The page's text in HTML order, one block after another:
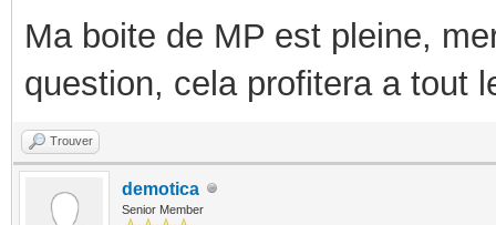
Ma boite de MP est pleine,
question, cela profitera a tout
Trouver
demotica
Senior Member